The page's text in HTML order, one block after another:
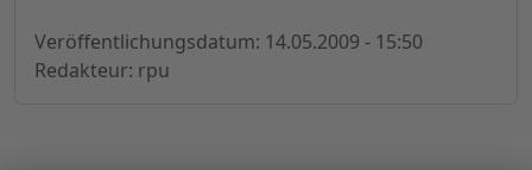
Veröffentlichungsdatum: 14.05.2009 - 15:50
Redakteur: rpu